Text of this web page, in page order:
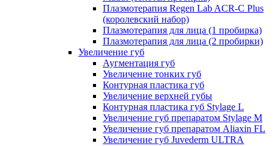
Плазмотерапия Regen Lab ACR-C Plus
(королевский набор)
Плазмотерапия для лица (1 пробирка)
Плазмотерапия для лица (2 пробирки)
Увеличение губ
Аугментация губ
Увеличение тонких губ
Контурная пластика губ
Увеличение верхней губы
Контурная пластика губ Stylage L
Увеличение губ препаратом Stylage M
Увеличение губ препаратом Aliaxin FL
Увеличение губ Juvederm ULTRA